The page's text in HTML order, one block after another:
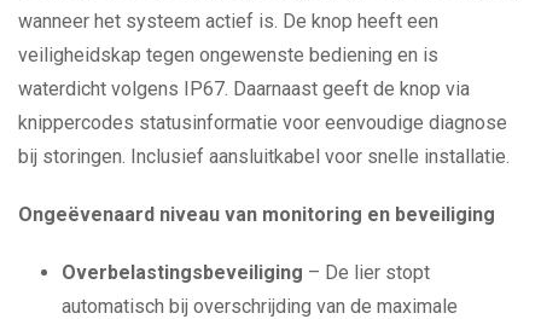
wanneer het systeem actief is. De knop heeft een
veiligheidskap tegen ongewenste bediening en is
waterdicht volgens IP67. Daarnaast geeft de knop via
knippercodes statusinformatie voor eenvoudige diagnose
bij storingen. Inclusief aansluitkabel voor snelle installatie.
Ongeëvenaard niveau van monitoring en beveiliging
Overbelastingsbeveiliging – De lier stopt
automatisch bij overschrijding van de maximale